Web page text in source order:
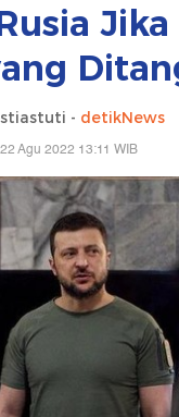
- detikNews
Agu 2022 13:11 WIB